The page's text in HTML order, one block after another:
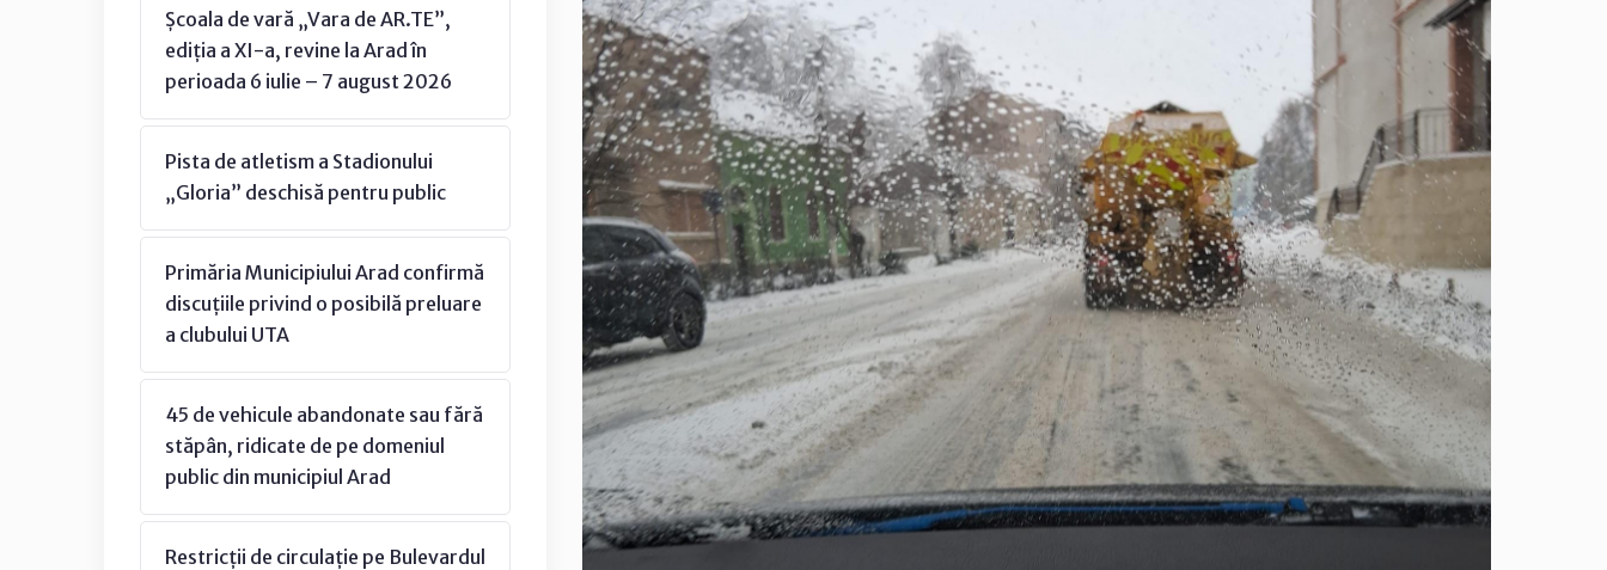
Școala de vară „Vara de AR.TE”,
ediția a XI-a, revine la Arad în
perioada 6 iulie – 7 august 2026
Pista de atletism a Stadionului
„Gloria” deschisă pentru public
Primăria Municipiului Arad confirmă
discuțiile privind o posibilă preluare
a clubului UTA
45 de vehicule abandonate sau fără
stăpân, ridicate de pe domeniul
public din municipiul Arad
Restricții de circulație pe Bulevardul